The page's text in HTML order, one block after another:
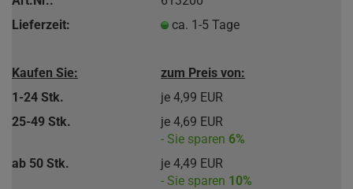
Lieferzeit:
ca. 1-5 Tage
Kaufen Sie:
zum Preis von:
1-24 Stk.
je 4,99 EUR
25-49 Stk.
je 4,69 EUR
- Sie sparen 6%
ab 50 Stk.
je 4,49 EUR
- Sie sparen 10%